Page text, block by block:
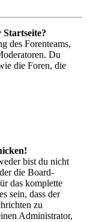
des Forenteams,
Du
die Foren, die
bist du nicht
die Board-
das komplette
sein, dass der
zu
Administrator,